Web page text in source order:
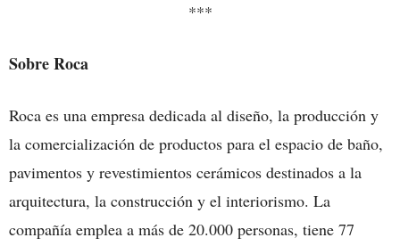
***
Sobre Roca
Roca es una empresa dedicada al diseño, la producción y
la comercialización de productos para el espacio de baño,
pavimentos y revestimientos cerámicos destinados a la
arquitectura, la construcción y el interiorismo. La
compañía emplea a más de 20.000 personas, tiene 77